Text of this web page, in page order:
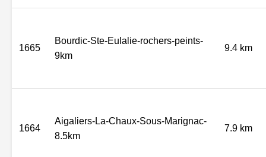
1665
Bourdic-Ste-Eulalie-rochers-peints-
9km
9.4 km
1664
Aigaliers-La-Chaux-Sous-Marignac-
8.5km
7.9 km